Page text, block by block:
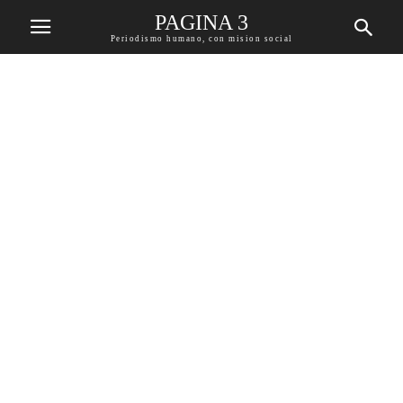
PAGINA 3
Periodismo humano, con mision social